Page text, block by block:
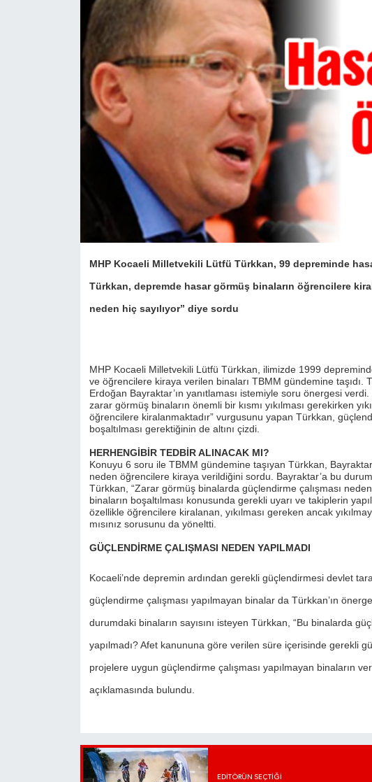
MHP Kocaeli Milletvekili Lütfü Türkkan, 99 depreminde
Türkkan, depremde hasar görmüş binaların öğrencilere
neden hiç sayılıyor” diye sordu
MHP Kocaeli Milletvekili Lütfü Türkkan, ilimizde 1999
ve öğrencilere kiraya verilen binaları TBMM gündemine taşıdı.
Erdoğan Bayraktar’ın yanıtlaması istemiyle soru önergesi
zarar görmüş binaların önemli bir kısmı yıkılması gerekirken
öğrencilere kiralanmaktadır” vurgusunu yapan Türkkan,
boşaltılması gerektiğinin de altını çizdi.
HERHENGİBİR TEDBİR ALINACAK MI?
Konuyu 6 soru ile TBMM gündemine taşıyan Türkkan,
neden öğrencilere kiraya verildiğini sordu. Bayraktar’a bu
Türkkan, “Zarar görmüş binalarda güçlendirme çalışması
binaların boşaltılması konusunda gerekli uyarı ve takiplerin
özellikle öğrencilere kiralanan, yıkılması gereken ancak
mısınız sorusunu da yöneltti.
GÜÇLENDİRME ÇALIŞMASI NEDEN YAPILMADI
Kocaeli’nde depremin ardından gerekli güçlendirmesi devlet
güçlendirme çalışması yapılmayan binalar da Türkkan’ın
durumdaki binaların sayısını isteyen Türkkan, “Bu binalarda
yapılmadı? Afet kanununa göre verilen süre içerisinde gerekli
projelere uygun güçlendirme çalışması yapılmayan binaların
açıklamasında bulundu.
EDITÖRÜN SEÇTIĞI